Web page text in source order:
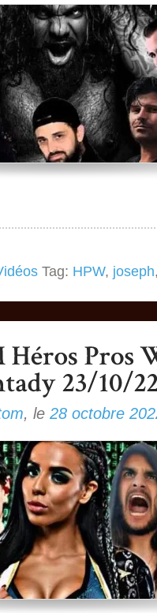
Tag: HPW, joseph
, le 28 octobre